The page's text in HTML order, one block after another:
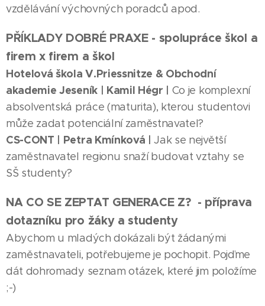
vzdělávání výchovných poradců apod.
PŘÍKLADY DOBRÉ PRAXE - spolupráce škol a
firem x firem a škol
Hotelová škola V.Priessnitze & Obchodní
akademie Jeseník | Kamil Hégr | Co je komplexní
absolventská práce (maturita), kterou studentovi
může zadat potenciální zaměstnavatel?
CS-CONT | Petra Kmínková |Jak se největší
zaměstnavatel regionu snaží budovat vztahy se
SŠ studenty?
NA CO SE ZEPTAT GENERACE Z? - příprava
dotazníku pro žáky a studenty
Abychom u mladých dokázali být žádanými
zaměstnavateli, potřebujeme je pochopit. Pojďme
dát dohromady seznam otázek, které jim položíme
;-)